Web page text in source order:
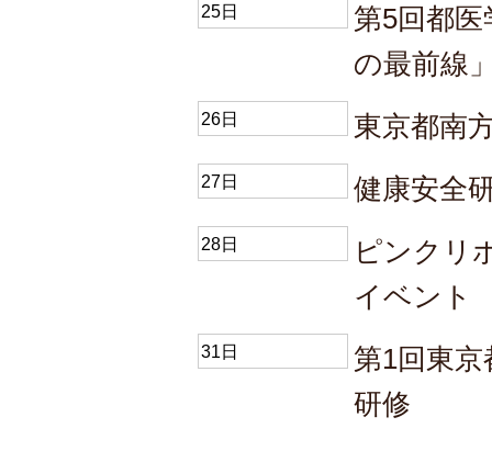
25日
第5回都
の最前線
26日 東京都南
27日 健康安全
28日
ピンクリ
イベント
31日
第1回東
研修